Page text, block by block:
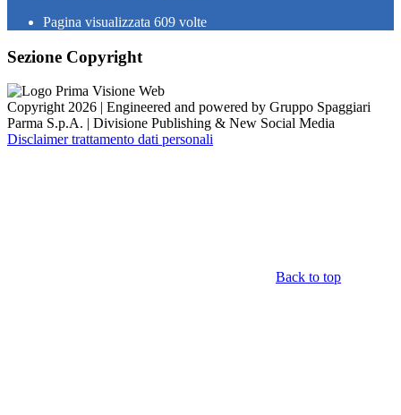
Pagina visualizzata 609 volte
Sezione Copyright
Copyright 2026 | Engineered and powered by Gruppo Spaggiari
Parma S.p.A. | Divisione Publishing & New Social Media
Disclaimer trattamento dati personali
Back to top